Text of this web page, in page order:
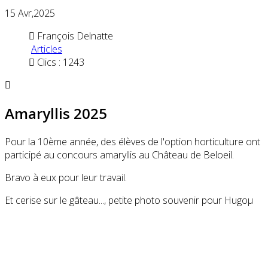
15 Avr,2025
François Delnatte
Articles
Clics : 1243
Amaryllis 2025
Pour la 10ème année, des élèves de l'option horticulture ont
participé au concours amaryllis au Château de Beloeil.
Bravo à eux pour leur travail.
Et cerise sur le gâteau..., petite photo souvenir pour Hugoµ